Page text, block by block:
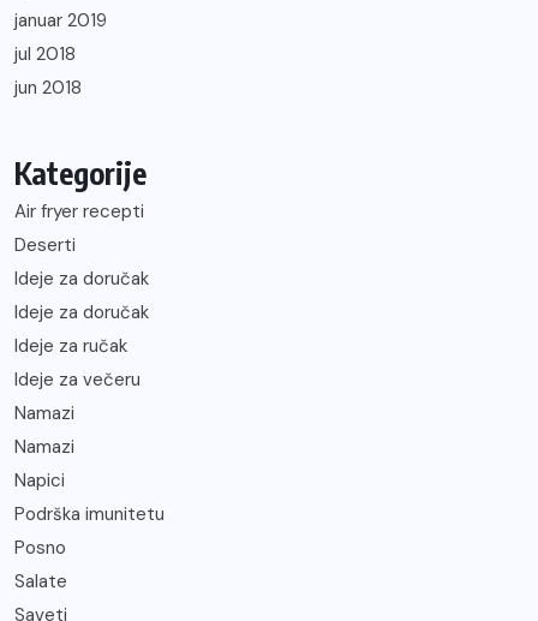
januar 2019
jul 2018
jun 2018
Kategorije
Air fryer recepti
Deserti
Ideje za doručak
Ideje za doručak
Ideje za ručak
Ideje za večeru
Namazi
Namazi
Napici
Podrška imunitetu
Posno
Salate
Saveti